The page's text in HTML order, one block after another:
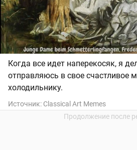
Когда все идет наперекосяк, я
отправляюсь в свое счастливое
холодильнику.
Источник: Classical Art Memes